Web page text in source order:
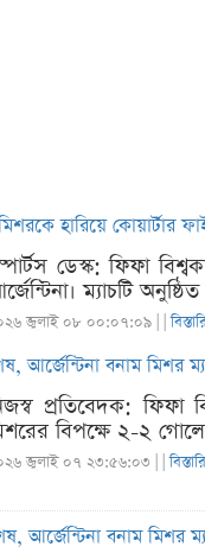
হারিয়ে কোয়ার্টার
ডেস্ক: ফিফা
ম্যাচটি
জুলাই ০৮ ০০:০৭:০৯ | |
আর্জেন্টিনা বনাম মিশর
প্রতিবেদক: ফিফা
বিপক্ষে ২-২ গোলে
জুলাই ০৭ ২৩:৫৬:০৩ | |
আর্জেন্টিনা বনাম মিশর